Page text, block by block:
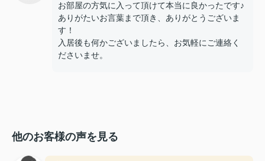
お部屋の方気に入って頂けて本当に良かったです♪
ありがたいお言葉まで頂き、ありがとうございま
す！
入居後も何かございましたら、お気軽にご連絡く
ださいませ。
他のお客様の声を見る